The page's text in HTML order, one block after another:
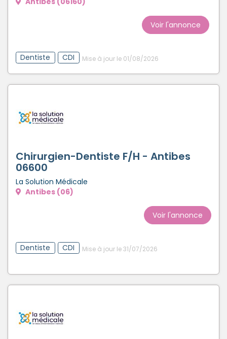
Voir l'annonce
Dentiste CDI Mise à jour le 01/08/2026
Chirurgien-Dentiste F/H - Antibes
06600
La Solution Médicale
Antibes (06)
Voir l'annonce
Dentiste CDI Mise à jour le 31/07/2026